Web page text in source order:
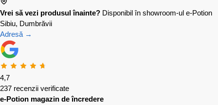
Vrei să vezi produsul înainte? Disponibil în showroom-ul e-Potion
Sibiu, Dumbrăvii
Adresă →
4,7
237 recenzii verificate
e-Potion magazin de încredere